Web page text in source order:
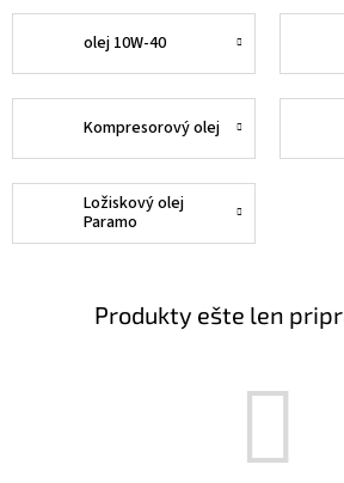
olej 10W-40
Kompresorový olej
Ložiskový olej
Paramo
Produkty ešte len